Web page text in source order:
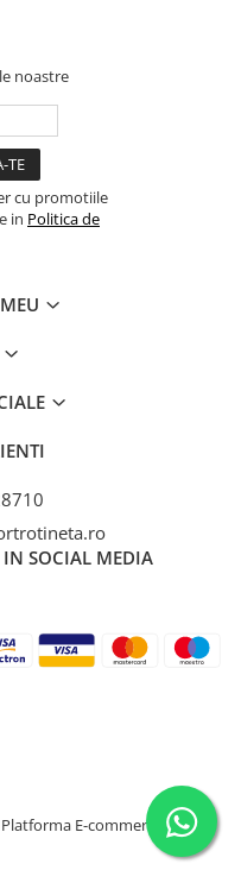
noastre
cu promotiile
in Politica de
IN SOCIAL MEDIA
Platforma E-commerce by